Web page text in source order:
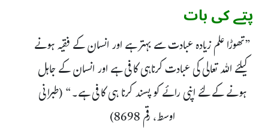
پتے کی بات
”تھوڑا علم زیادہ عبادت سے بہتر ہے اور انسان کے فقیہ ہونے
کیلئے اللہ تعالی کی عبادت کرناہی کافی ہے اور انسان کے جاہل
ہونے کے لئے اپنی رائے کو پسند کرنا ہی کافی ہے۔“ (طبرانی
اوسط، رقم 8698)